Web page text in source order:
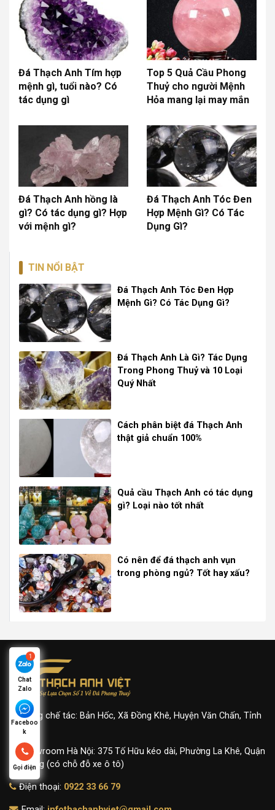
TIN NỔI BẬT
Đá Thạch Anh Tóc Đen Hợp
Mệnh Gì? Có Tác Dụng Gì?
Đá Thạch Anh Là Gì? Tác Dụng
Trong Phong Thuỷ và 10 Loại
Quý Nhất
Cách phân biệt đá Thạch Anh
thật giả chuẩn 100%
Quả cầu Thạch Anh có tác dụng
gì? Loại nào tốt nhất
Có nên để đá thạch anh vụn
trong phòng ngủ? Tốt hay xấu?
Đá Thạch Anh Tím hợp
mệnh gì, tuổi nào? Có
tác dụng gì
Top 5 Quả Cầu Phong
Thuỷ cho người Mệnh
Hỏa mang lại may mắn
Đá Thạch Anh hồng là
gì? Có tác dụng gì? Hợp
với mệnh gì?
Đá Thạch Anh Tóc Đen
Hợp Mệnh Gì? Có Tác
Dụng Gì?
Xưởng chế tác: Bản Hốc, Xã Đồng Khê, Huyện Văn Chấn, Tỉnh
Yên Bái
Showroom Hà Nội: 375 Tố Hữu kéo dài, Phường La Khê, Quận
Hà Đông (có chỗ đỗ xe ô tô)
Điện thoại: 0922 33 66 79
Chat
Zalo
Faceboo
k
Gọi điện